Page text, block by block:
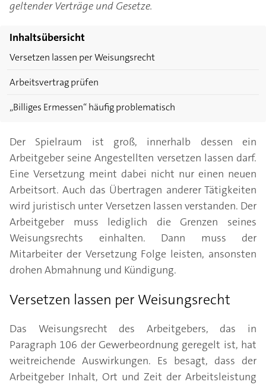
geltender Verträge und Gesetze.
Inhaltsübersicht
Versetzen lassen per Weisungsrecht
Arbeitsvertrag prüfen
„Billiges Ermessen“ häufig problematisch
Der Spielraum ist groß, innerhalb dessen ein
Arbeitgeber seine Angestellten versetzen lassen darf.
Eine Versetzung meint dabei nicht nur einen neuen
Arbeitsort. Auch das Übertragen anderer Tätigkeiten
wird juristisch unter Versetzen lassen verstanden. Der
Arbeitgeber muss lediglich die Grenzen seines
Weisungsrechts einhalten. Dann muss der
Mitarbeiter der Versetzung Folge leisten, ansonsten
drohen Abmahnung und Kündigung.
Versetzen lassen per Weisungsrecht
Das Weisungsrecht des Arbeitgebers, das in
Paragraph 106 der Gewerbeordnung geregelt ist, hat
weitreichende Auswirkungen. Es besagt, dass der
Arbeitgeber Inhalt, Ort und Zeit der Arbeitsleistung